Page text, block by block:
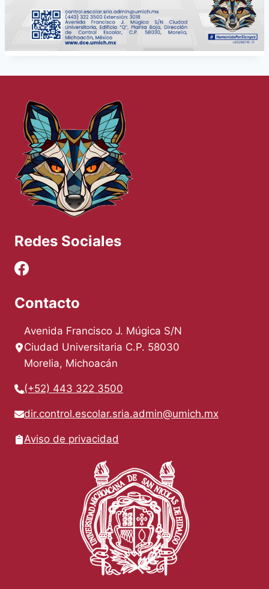
Redes Sociales
Contacto
Avenida Francisco J. Múgica S/N
Ciudad Universitaria C.P. 58030
Morelia, Michoacán
(+52) 443 322 3500
dir.control.escolar.sria.admin@umich.mx
Aviso de privacidad